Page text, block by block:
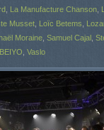
La Manufacture Chanson
Musset Loïc Betems
Moraine Samuel Cajal
Vaslo